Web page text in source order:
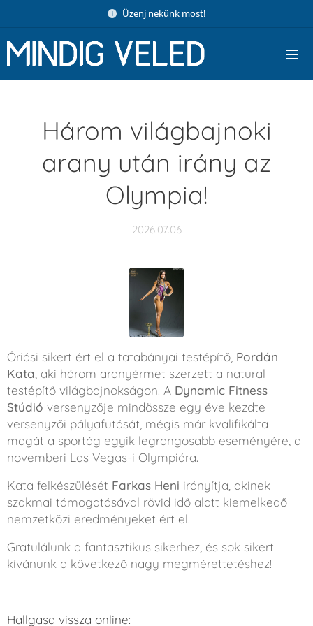
Üzenj nekünk most!
Három világbajnoki
arany után irány az
Olympia!
2026.07.06
Óriási sikert ért el a tatabányai testépítő, Pordán
Kata , aki három aranyérmet szerzett a natural
testépítő világbajnokságon. A Dynamic Fitness
Stúdió versenyzője mindössze egy éve kezdte
versenyzői pályafutását, mégis már kvalifikálta
magát a sportág egyik legrangosabb eseményére, a
novemberi Las Vegas-i Olympiára.
Kata felkészülését Farkas Heni irányítja, akinek
szakmai támogatásával rövid idő alatt kiemelkedő
nemzetközi eredményeket ért el.
Gratulálunk a fantasztikus sikerhez, és sok sikert
kívánunk a következő nagy megmérettetéshez!
Hallgasd vissza online: